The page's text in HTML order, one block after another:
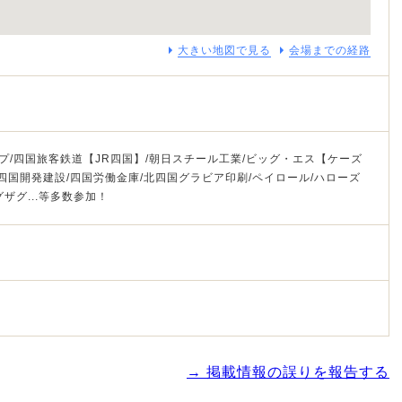
大きい地図で見る 会場までの経路
/四国旅客鉄道【JR四国】/朝日スチール工業/ビッグ・エス【ケーズ
国開発建設/四国労働金庫/北四国グラビア印刷/ペイロール/ハローズ
ザグ...等多数参加！
→ 掲載情報の誤りを報告する